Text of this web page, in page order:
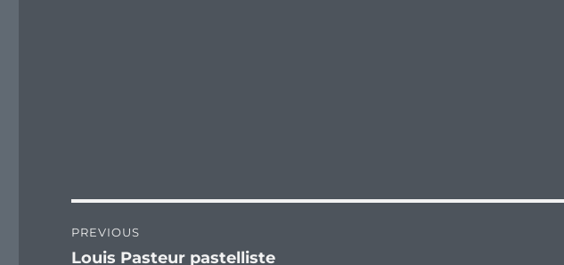
navigation
PREVIOUS
Previous
Louis Pasteur pastelliste